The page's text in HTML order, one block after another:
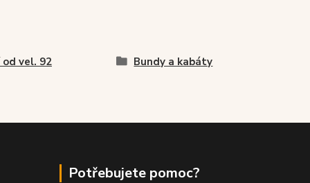
od vel. 92 Bundy a kabáty
Potřebujete pomoc?